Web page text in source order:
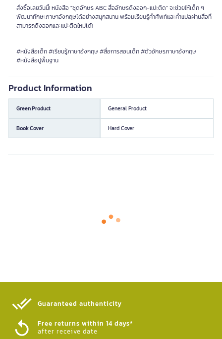
สั่งซื้อเลยวันนี้! หนังสือ "ชุดอักษร ABC สื่ออักษรดึงออก-แปะติด" จะช่วยให้เด็ก ๆ
พัฒนาทักษะภาษาอังกฤษได้อย่างสนุกสนาน พร้อมเรียนรู้คำศัพท์และคำแปลผ่านสื่อที่
สามารถดึงออกและแปะติดใหม่ได้!
#หนังสือเด็ก #เรียนรู้ภาษาอังกฤษ #สื่อการสอนเด็ก #ตัวอักษรภาษาอังกฤษ
#หนังสือปูพื้นฐาน
Product Information
Green Product General Product
Book Cover Hard Cover
Guaranteed authenticity​
Free returns within 14 days*
after receive date